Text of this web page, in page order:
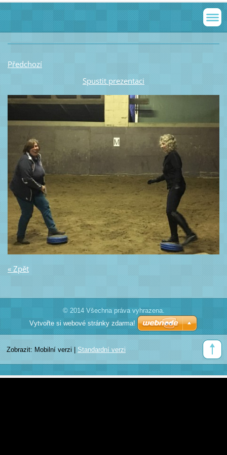
Předchozí
Spustit prezentaci
« Zpět
© 2014 Všechna práva vyhrazena.
Vytvořte si webové stránky zdarma!
Zobrazit: Mobilní verzi Standardní verzi